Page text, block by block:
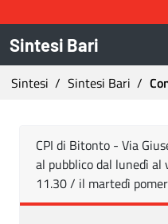
Sintesi Bari
Ti trovi in:
Sintesi Sintesi Bari
CPI di Bitonto - Via
al pubblico dal lunedì
11.30 / il martedì